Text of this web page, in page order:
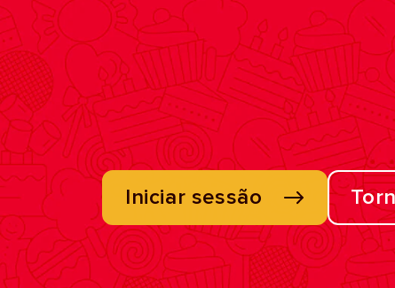
Iniciar sessão